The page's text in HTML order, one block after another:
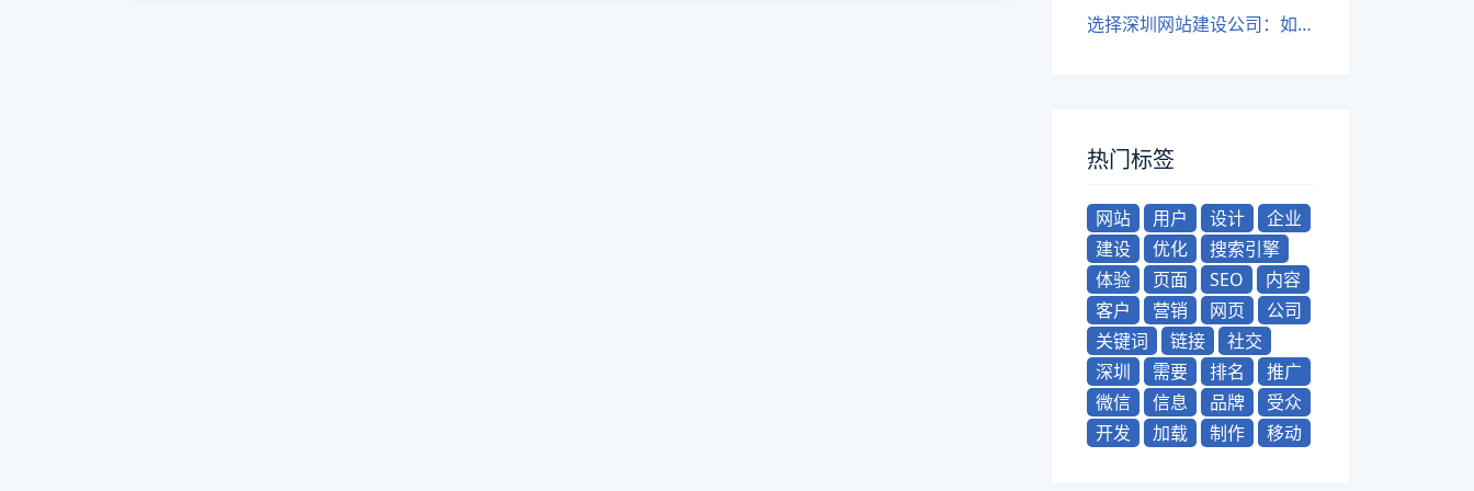
选择深圳网站建设公司：如何找到最合适的网络实体
热门标签
网站 用户 设计
企业
建设
优化
搜索引擎
体验
页面 SEO
内容
客户
营销 网页
公司
关键词
链接
社交
深圳
需要 排名
推广
微信
信息 品牌
受众
开发
加载 制作 移动